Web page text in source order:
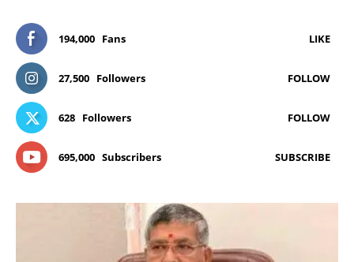
194,000 Fans LIKE
27,500 Followers FOLLOW
628 Followers FOLLOW
695,000 Subscribers SUBSCRIBE